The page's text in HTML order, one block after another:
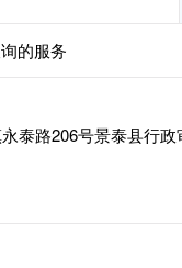
的服务
泰路206号景泰县行